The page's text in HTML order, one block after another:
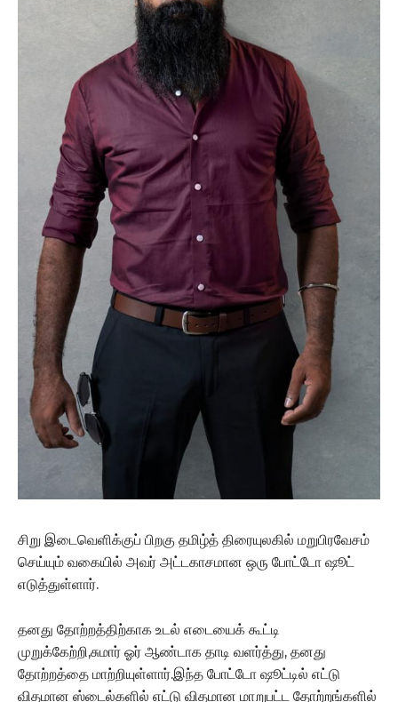
சிறு இடைவெளிக்குப் பிறகு தமிழ்த் திரையுலகில் மறுபிரவேசம்
செய்யும் வகையில் அவர் அட்டகாசமான ஒரு போட்டோ ஷூட்
எடுத்துள்ளார்.
தனது தோற்றத்திற்காக உடல் எடையைக் கூட்டி
முறுக்கேற்றி,சுமார் ஓர் ஆண்டாக தாடி வளர்த்து, தனது
தோற்றத்தை மாற்றியுள்ளார்.இந்த போட்டோ ஷூட்டில் எட்டு
விதமான ஸ்டைல்களில் எட்டு விதமான மாறுபட்ட தோற்றங்களில்